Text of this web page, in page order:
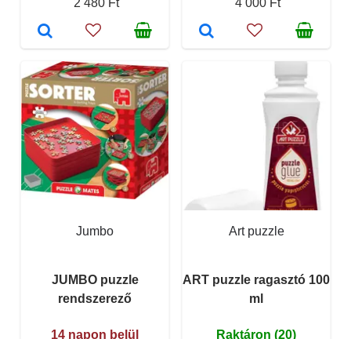
Jumbo
JUMBO puzzle
rendszerező
14 napon belül
Art puzzle
ART puzzle ragasztó 100
ml
Raktáron (20)